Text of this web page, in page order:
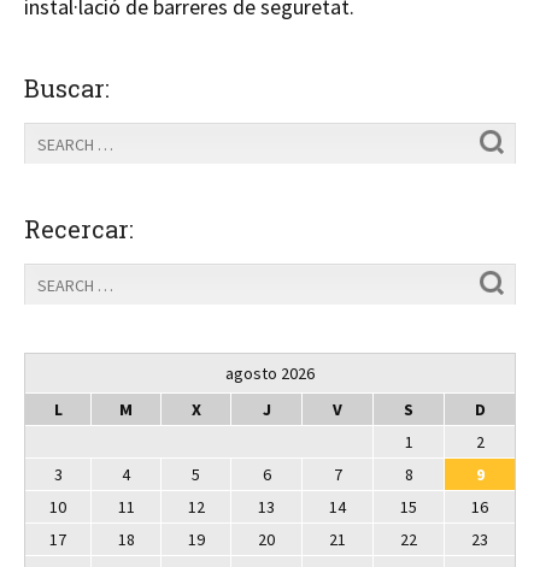
instal·lació de barreres de seguretat.
Buscar:
Recercar:
agosto 2026
L
M X J V S
D
1
2
3
4 5 6 7 8
9
10
11 12 13 14 15
16
17
18 19 20 21 22
23